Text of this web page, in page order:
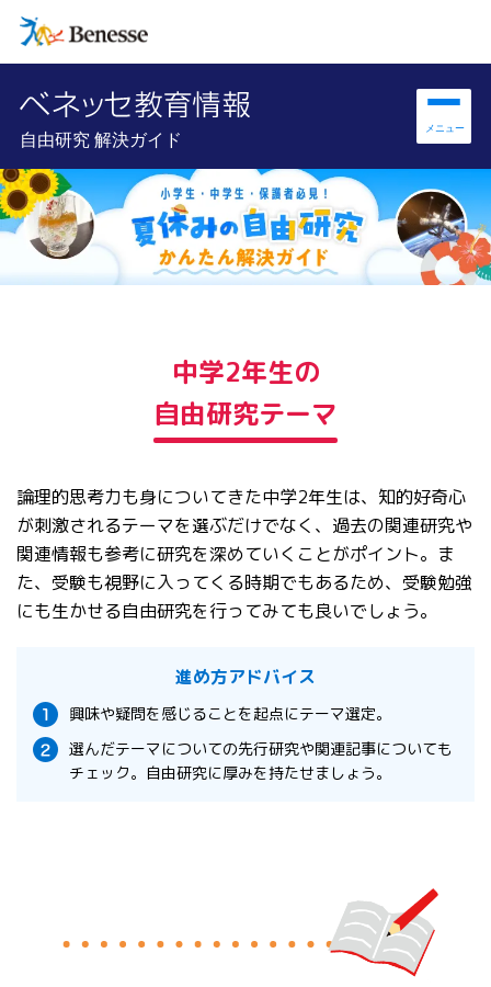
自由研究 解決ガイド
中学2年生の
自由研究テーマ
論理的思考力も身についてきた中学2年生は、知的好奇心
が刺激されるテーマを選ぶだけでなく、過去の関連研究や
関連情報も参考に研究を深めていくことがポイント。ま
た、受験も視野に入ってくる時期でもあるため、受験勉強
にも生かせる自由研究を行ってみても良いでしょう。
進め方アドバイス
興味や疑問を感じることを起点にテーマ選定。
選んだテーマについての先行研究や関連記事についても
チェック。自由研究に厚みを持たせましょう。